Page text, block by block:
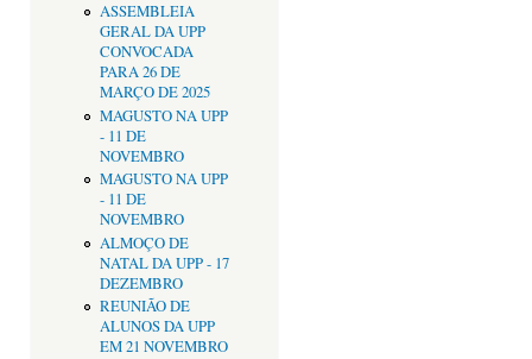
ASSEMBLEIA
GERAL DA UPP
CONVOCADA
PARA 26 DE
MARÇO DE 2025
MAGUSTO NA UPP
- 11 DE
NOVEMBRO
MAGUSTO NA UPP
- 11 DE
NOVEMBRO
ALMOÇO DE
NATAL DA UPP - 17
DEZEMBRO
REUNIÃO DE
ALUNOS DA UPP
EM 21 NOVEMBRO